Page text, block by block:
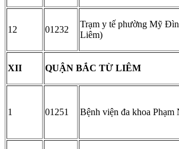
12 01232
Trạm y tế phường Mỹ
Liêm)
XII QUẬN BẮC TỪ LIÊM
1 01251 Bệnh viện đa khoa Phạm